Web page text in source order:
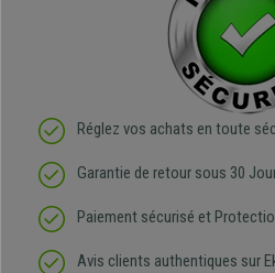
Réglez vos achats en toute
Garantie de retour sous 30
Paiement sécurisé et
Avis clients authentiques sur